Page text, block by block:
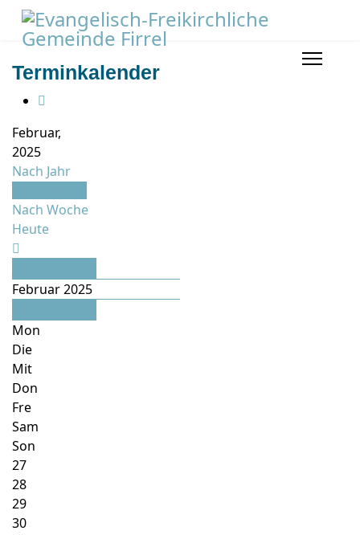
Terminkalender
Februar,
2025
Nach Jahr
Nach Woche
Heute
Februar 2025
Mon
Die
Mit
Don
Fre
Sam
Son
27
28
29
30